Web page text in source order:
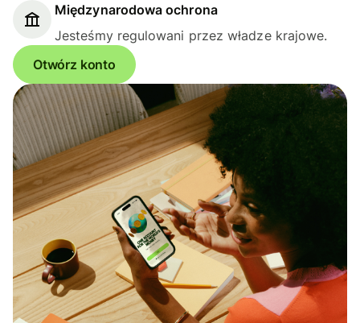
Międzynarodowa ochrona
Jesteśmy regulowani przez władze krajowe.
Otwórz konto